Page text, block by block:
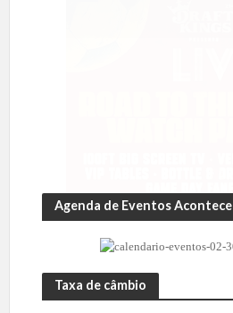
Agenda de Eventos Acontece
Taxa de câmbio